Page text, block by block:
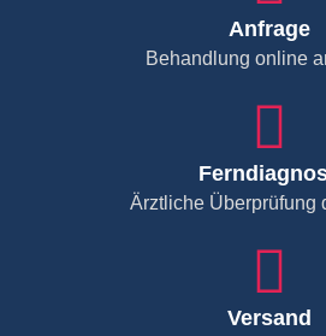
Anfrage
Behandlung online
Ärztliche Überprüfung
Versand